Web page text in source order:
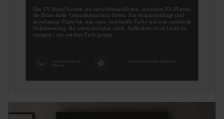
Das TV Board besteht aus umweltfreundlichen, lackfreien E1-Platten,
die Ihnen mehr Gesundheitsschutz bieten. Die strapazierfähige und
zuverlässige Platte hat eine zarte, mattweiße Farbe und eine natürliche
Holzmaserung, die warm und glatt wirkt. Außerdem ist sie leicht zu
reinigen - ein weiches Tuch genügt.
Umweltfreundliches
Material
Natürliche und schöne Holztexture